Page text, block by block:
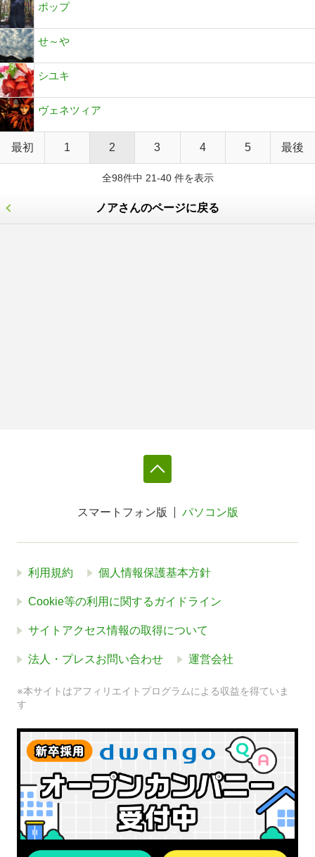
ポップ
せ～や
シユキ
ヴェネツィア
最初 1 2 3 4 5 最後
全98件中 21-40 件を表示
ノアさんのページに戻る
スマートフォン版 パソコン版
利用規約 個人情報保護基本方針
Cookie等の利用に関するガイドライン
サイトアクセス情報の取得について
法人・プレスお問い合わせ 運営会社
※本サイトはアフィリエイトプログラムによる収益を得ていま
す